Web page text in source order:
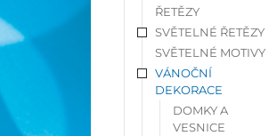
ŘETĚZY
SVĚTELNÉ ŘETĚZY
SVĚTELNÉ MOTIVY
VÁNOČNÍ
DEKORACE
DOMKY A
VESNICE